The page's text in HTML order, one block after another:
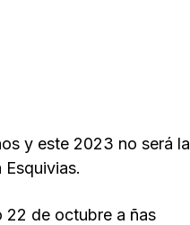
y este 2023 no será la
22 de octubre a ñas